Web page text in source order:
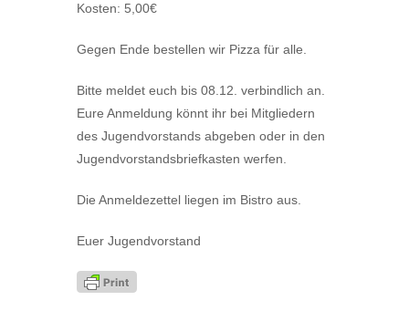
Kosten: 5,00€
Gegen Ende bestellen wir Pizza für alle.
Bitte meldet euch bis 08.12. verbindlich an.
Eure Anmeldung könnt ihr bei Mitgliedern
des Jugendvorstands abgeben oder in den
Jugendvorstandsbriefkasten werfen.
Die Anmeldezettel liegen im Bistro aus.
Euer Jugendvorstand